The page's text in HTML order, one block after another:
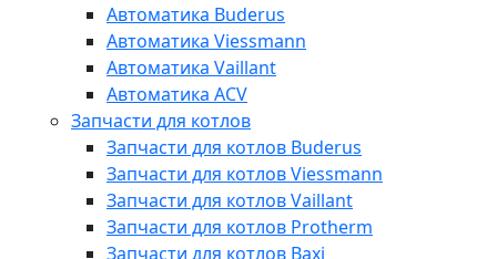
Автоматика Buderus
Автоматика Viessmann
Автоматика Vaillant
Автоматика ACV
Запчасти для котлов
Запчасти для котлов Buderus
Запчасти для котлов Viessmann
Запчасти для котлов Vaillant
Запчасти для котлов Protherm
Запчасти для котлов Baxi